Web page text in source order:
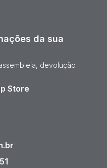
da sua
devolução
Store